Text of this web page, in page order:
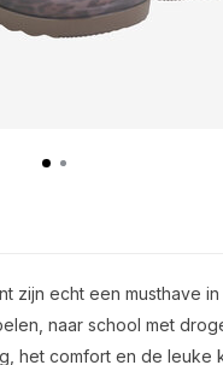
zijn echt een musthave
naar school met
het comfort en de leuke